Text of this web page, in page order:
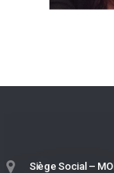
Siège Social –